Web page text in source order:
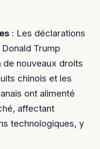
: Les déclarations
Trump
de nouveaux droits
chinois et les
ont alimenté
affectant
technologiques, y